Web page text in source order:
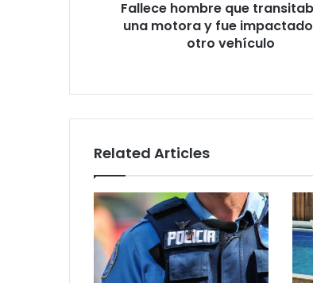
impactadoFallece hombre que
una motora y fue
otro vehículo
Related Articles